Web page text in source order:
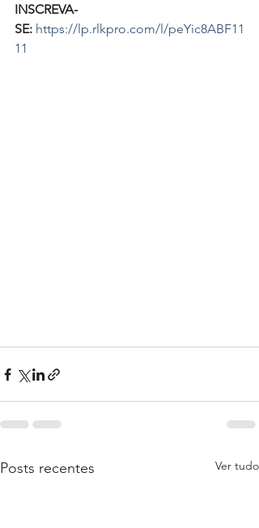
INSCREVA-
SE: https://lp.rlkpro.com/l/peYic8ABF11
11
Posts recentes Ver tudo